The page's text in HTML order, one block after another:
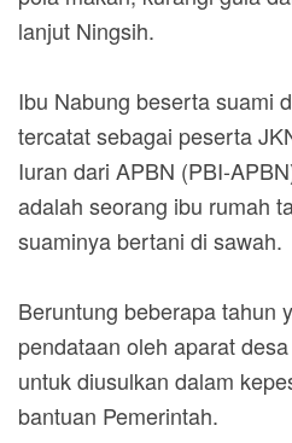
lanjut Ningsih.
Ibu Nabung beserta suami
tercatat sebagai peserta
Iuran dari APBN (PBI-
adalah seorang ibu rumah
suaminya bertani di sawah.
Beruntung beberapa tahun
pendataan oleh aparat
untuk diusulkan dalam
bantuan Pemerintah.